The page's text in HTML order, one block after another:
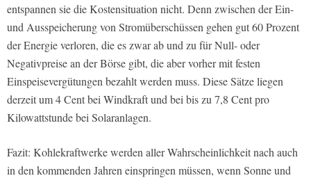
entspannen sie die Kostensituation nicht. Denn zwischen der Ein-
und Ausspeicherung von Stromüberschüssen gehen gut 60 Prozent
der Energie verloren, die es zwar ab und zu für Null- oder
Negativpreise an der Börse gibt, die aber vorher mit festen
Einspeisevergütungen bezahlt werden muss. Diese Sätze liegen
derzeit um 4 Cent bei Windkraft und bei bis zu 7,8 Cent pro
Kilowattstunde bei Solaranlagen.
Fazit: Kohlekraftwerke werden aller Wahrscheinlichkeit nach auch
in den kommenden Jahren einspringen müssen, wenn Sonne und